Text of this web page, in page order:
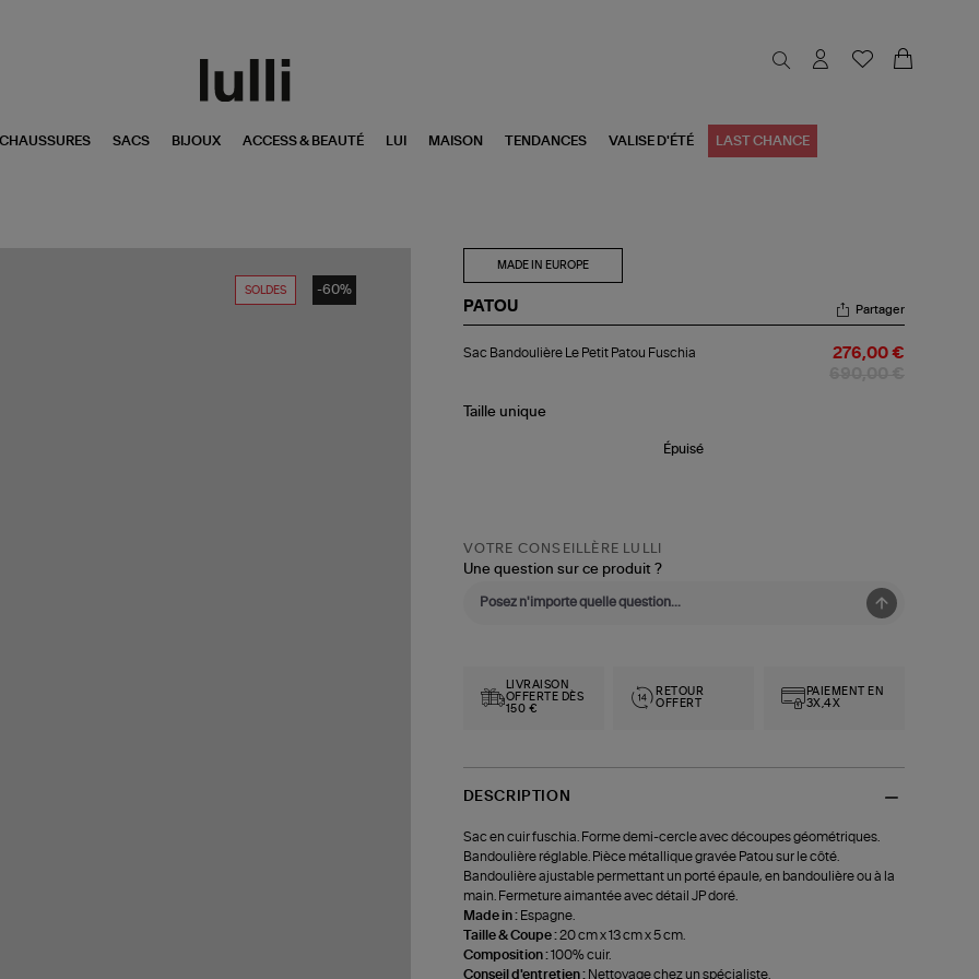
CHAUSSURES SACS BIJOUX ACCESS & BEAUTÉ LUI MAISON TENDANCES VALISE D'ÉTÉ LAST CHANCE
SOLDES -60%
MADE IN EUROPE
PATOU
Bandoulière
Patou
Partager
Sac Bandoulière Le Petit Patou Fuschia 276,00 €
Taille unique
Épuisé
VOTRE CONSEILLÈRE LULLI
Une question sur ce produit ?
LIVRAISON
OFFERTE DÈS
150 €
RETOUR
OFFERT
PAIEMENT EN
3X,4X
DESCRIPTION
Sac en cuir fuschia. Forme demi-cercle avec découpes géométriques.
Bandoulière réglable. Pièce métallique gravée Patou sur le côté.
Bandoulière ajustable permettant un porté épaule, en bandoulière ou à la
main. Fermeture aimantée avec détail JP doré.
Made in : Espagne.
Taille & Coupe :20 cm x 13 cm x 5 cm.
Composition :100% cuir.
Conseil d'entretien : Nettoyage chez un spécialiste.